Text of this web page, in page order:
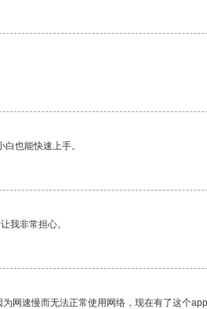
也能快速上手。
我非常担心。
网速慢而无法正常使用网络，现在有了这个app